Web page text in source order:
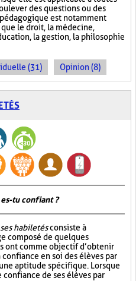
des questions ou des
est notamment
le droit, la médecine,
la gestion, la philosophie
(31) Opinion (8)
tu confiant ?
habiletésconsiste à
composé de quelques
ont comme objectif d’obtenir
en soi des élèves par
aptitude spécifique. Lorsque
de ses élèves par